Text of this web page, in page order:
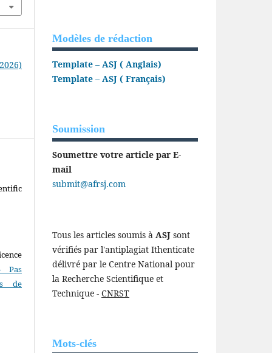
Pas
de
Modèles de rédaction
Template – ASJ ( Anglais)
Template – ASJ ( Français)
Soumission
Soumettre votre article par E-
mail
submit@afrsj.com
Tous les articles soumis à ASJ sont
vérifiés par l'antiplagiat Ithenticate
délivré par le Centre National pour
la Recherche Scientifique et
Technique - CNRST
Mots-clés